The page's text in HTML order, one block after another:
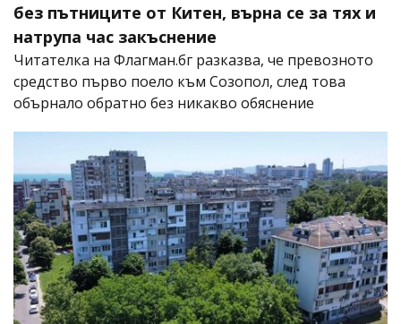
без пътниците от Китен, върна се за тях и
натрупа час закъснение
Читателка на Флагман.бг разказва, че превозното
средство първо поело към Созопол, след това
обърнало обратно без никакво обяснение